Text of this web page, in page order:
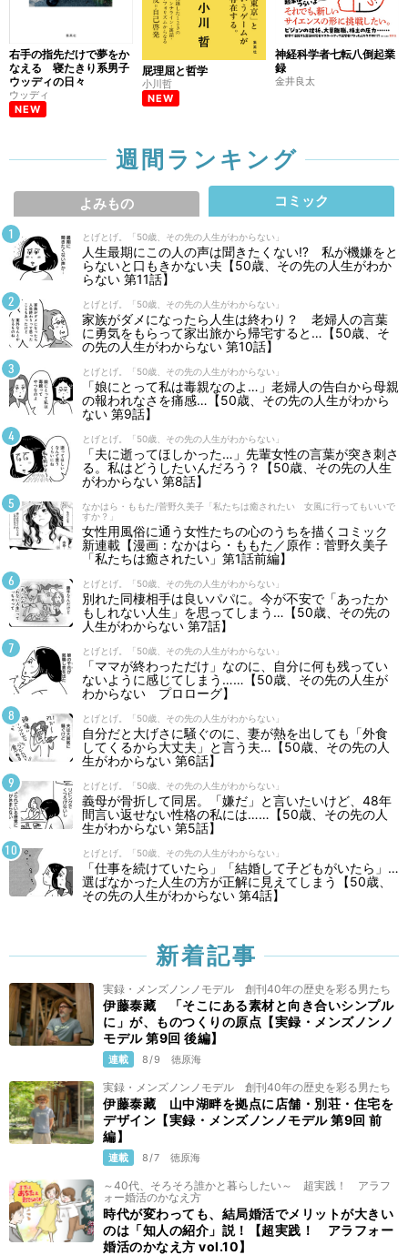
右手の指先だけで夢をか
なえる 寝たきり系男子
ウッディの日々
ウッディ
NEW
屁理屈と哲学
小川哲
NEW
神経科学者七転八倒起業
録
金井良太
週間ランキング
よみもの コミック
とげとげ。「50歳、その先の人生がわからない」
人生最期にこの人の声は聞きたくない⁉ 私が機嫌をと
らないと口もきかない夫【50歳、その先の人生がわか
らない 第11話】
とげとげ。「50歳、その先の人生がわからない」
家族がダメになったら人生は終わり？ 老婦人の言葉
に勇気をもらって家出旅から帰宅すると…【50歳、そ
の先の人生がわからない 第10話】
とげとげ。「50歳、その先の人生がわからない」
「娘にとって私は毒親なのよ…」老婦人の告白から母親
の報われなさを痛感…【50歳、その先の人生がわから
ない 第9話】
とげとげ。「50歳、その先の人生がわからない」
「夫に逝ってほしかった…」先輩女性の言葉が突き刺さ
る。私はどうしたいんだろう？【50歳、その先の人生
がわからない 第8話】
なかはら・ももた/菅野久美子「私たちは癒されたい 女風に行ってもいいで
すか？」
女性用風俗に通う女性たちの心のうちを描くコミック
新連載【漫画：なかはら・ももた／原作：菅野久美子
「私たちは癒されたい」第1話前編】
とげとげ。「50歳、その先の人生がわからない」
別れた同棲相手は良いパパに。今が不安で「あったか
もしれない人生」を思ってしまう…【50歳、その先の
人生がわからない 第7話】
とげとげ。「50歳、その先の人生がわからない」
「ママが終わっただけ」なのに、自分に何も残ってい
ないように感じてしまう……【50歳、その先の人生が
わからない プロローグ】
とげとげ。「50歳、その先の人生がわからない」
自分だと大げさに騒ぐのに、妻が熱を出しても「外食
してくるから大丈夫」と言う夫…【50歳、その先の人
生がわからない 第6話】
とげとげ。「50歳、その先の人生がわからない」
義母が骨折して同居。「嫌だ」と言いたいけど、48年
間言い返せない性格の私には……【50歳、その先の人
生がわからない 第5話】
とげとげ。「50歳、その先の人生がわからない」
「仕事を続けていたら」「結婚して子どもがいたら」…
選ばなかった人生の方が正解に見えてしまう【50歳、
その先の人生がわからない 第4話】
新着記事
実録・メンズノンノモデル 創刊40年の歴史を彩る男たち
伊藤泰藏 「そこにある素材と向き合いシンプル
に」が、ものつくりの原点【実録・メンズノンノ
モデル 第9回 後編】
連載 8/9 徳原海
実録・メンズノンノモデル 創刊40年の歴史を彩る男たち
伊藤泰藏 山中湖畔を拠点に店舗・別荘・住宅を
デザイン【実録・メンズノンノモデル 第9回 前
編】
連載 8/7 徳原海
～40代、そろそろ誰かと暮らしたい～ 超実践！ アラフ
ォー婚活のかなえ方
時代が変わっても、結局婚活でメリットが大きい
のは「知人の紹介」説！【超実践！ アラフォー
婚活のかなえ方 vol.10】